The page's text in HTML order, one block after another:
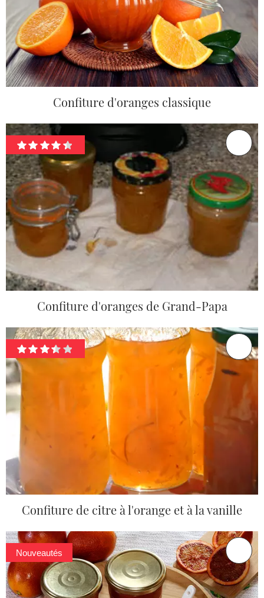
Confiture d'oranges classique
Confiture d'oranges de Grand-Papa
Confiture de citre à l'orange et à la vanille
Nouveautés